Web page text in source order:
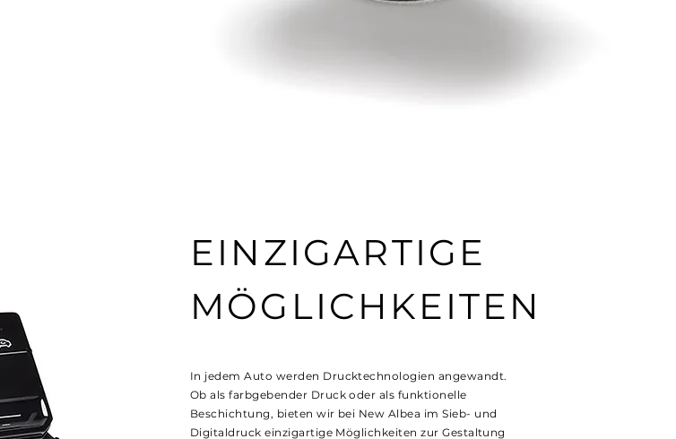
EINZIGARTIGE
MÖGLICHKEITEN
In jedem Auto werden Drucktechnologien angewandt.
Ob als farbgebender Druck oder als funktionelle
Beschichtung, bieten wir bei New Albea im Sieb- und
Digitaldruck einzigartige Möglichkeiten zur Gestaltung